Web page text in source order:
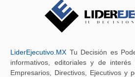
LiderEjecutivo.MX Tu Decisión es
informativos, editoriales y de
Empresarios, Directivos, Ejecutivos y